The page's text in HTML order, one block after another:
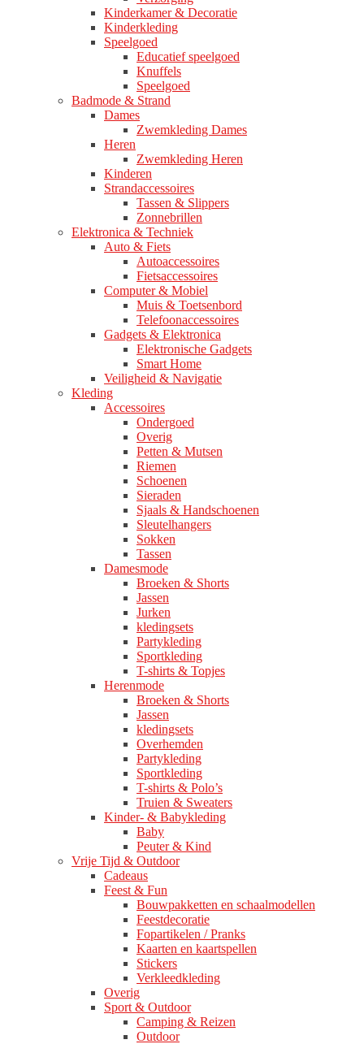
Kinderkamer & Decoratie
Kinderkleding
Speelgoed
Educatief speelgoed
Knuffels
Speelgoed
Badmode & Strand
Dames
Zwemkleding Dames
Heren
Zwemkleding Heren
Kinderen
Strandaccessoires
Tassen & Slippers
Zonnebrillen
Elektronica & Techniek
Auto & Fiets
Autoaccessoires
Fietsaccessoires
Computer & Mobiel
Muis & Toetsenbord
Telefoonaccessoires
Gadgets & Elektronica
Elektronische Gadgets
Smart Home
Veiligheid & Navigatie
Kleding
Accessoires
Ondergoed
Overig
Petten & Mutsen
Riemen
Schoenen
Sieraden
Sjaals & Handschoenen
Sleutelhangers
Sokken
Tassen
Damesmode
Broeken & Shorts
Jassen
Jurken
kledingsets
Partykleding
Sportkleding
T-shirts & Topjes
Herenmode
Broeken & Shorts
Jassen
kledingsets
Overhemden
Partykleding
Sportkleding
T-shirts & Polo’s
Truien & Sweaters
Kinder- & Babykleding
Baby
Peuter & Kind
Vrije Tijd & Outdoor
Cadeaus
Feest & Fun
Bouwpakketten en schaalmodellen
Feestdecoratie
Fopartikelen / Pranks
Kaarten en kaartspellen
Stickers
Verkleedkleding
Overig
Sport & Outdoor
Camping & Reizen
Outdoor